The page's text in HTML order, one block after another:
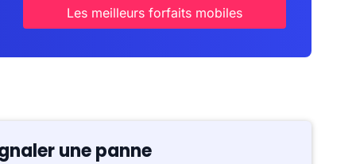
Les meilleurs forfaits mobiles
une panne